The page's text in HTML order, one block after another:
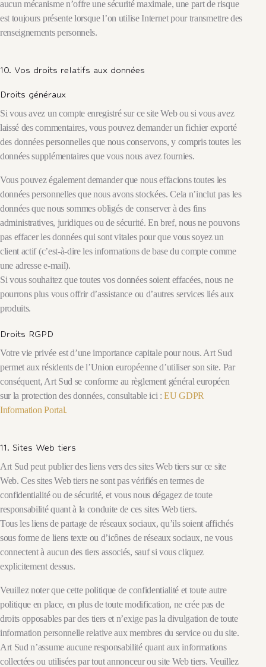
aucun mécanisme n’offre une sécurité maximale, une part de risque
est toujours présente lorsque l’on utilise Internet pour transmettre des
renseignements personnels.
10. Vos droits relatifs aux données
Droits généraux
Si vous avez un compte enregistré sur ce site Web ou si vous avez
laissé des commentaires, vous pouvez demander un fichier exporté
des données personnelles que nous conservons, y compris toutes les
données supplémentaires que vous nous avez fournies.
Vous pouvez également demander que nous effacions toutes les
données personnelles que nous avons stockées. Cela n’inclut pas les
données que nous sommes obligés de conserver à des fins
administratives, juridiques ou de sécurité. En bref, nous ne pouvons
pas effacer les données qui sont vitales pour que vous soyez un
client actif (c’est-à-dire les informations de base du compte comme
une adresse e-mail).
Si vous souhaitez que toutes vos données soient effacées, nous ne
pourrons plus vous offrir d’assistance ou d’autres services liés aux
produits.
Droits RGPD
Votre vie privée est d’une importance capitale pour nous. Art Sud
permet aux résidents de l’Union européenne d’utiliser son site. Par
conséquent, Art Sud se conforme au règlement général européen
sur la protection des données, consultable ici :EU GDPR
Information Portal.
11. Sites Web tiers
Art Sud peut publier des liens vers des sites Web tiers sur ce site
Web. Ces sites Web tiers ne sont pas vérifiés en termes de
confidentialité ou de sécurité, et vous nous dégagez de toute
responsabilité quant à la conduite de ces sites Web tiers.
Tous les liens de partage de réseaux sociaux, qu’ils soient affichés
sous forme de liens texte ou d’icônes de réseaux sociaux, ne vous
connectent à aucun des tiers associés, sauf si vous cliquez
explicitement dessus.
Veuillez noter que cette politique de confidentialité et toute autre
politique en place, en plus de toute modification, ne crée pas de
droits opposables par des tiers et n’exige pas la divulgation de toute
information personnelle relative aux membres du service ou du site.
Art Sud n’assume aucune responsabilité quant aux informations
collectées ou utilisées par tout annonceur ou site Web tiers. Veuillez